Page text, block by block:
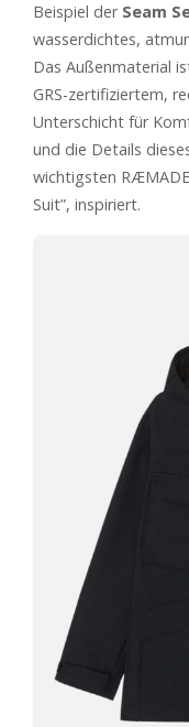
Beispiel der Seam
wasserdichtes,
Das Außenmaterial
GRS-zertifiziertem,
Unterschicht für
und die Details
wichtigsten
Suit”, inspiriert.